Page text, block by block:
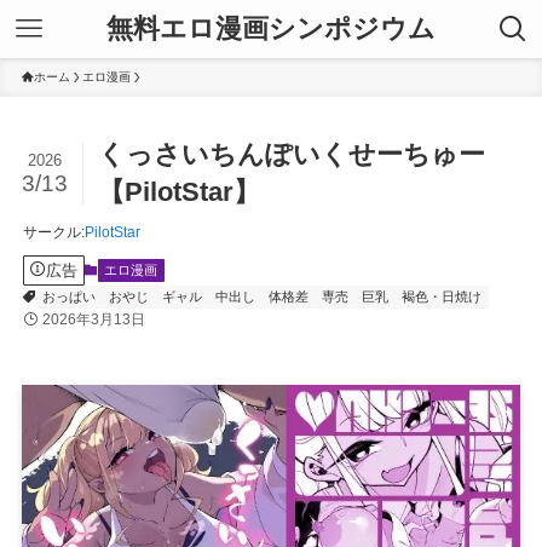
無料エロ漫画シンポジウム
ホーム エロ漫画
くっさいちんぽいくせーちゅー
【PilotStar】
2026
3/13
サークル:PilotStar
広告
エロ漫画
おっぱい
おやじ ギャル 中出し 体格差 専売 巨乳 褐色・日焼け
2026年3月13日